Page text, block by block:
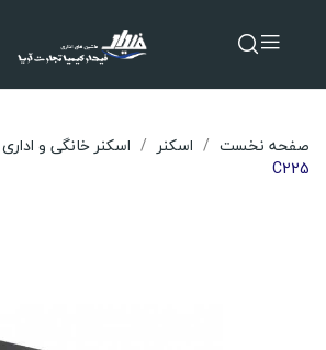
صفحه نخست اسکنر اسکنر خانگی و اداری
C225